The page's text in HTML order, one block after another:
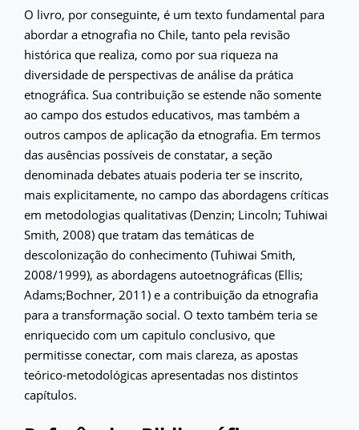
O livro, por conseguinte, é um texto fundamental para
abordar a etnografia no Chile, tanto pela revisão
histórica que realiza, como por sua riqueza na
diversidade de perspectivas de análise da prática
etnográfica. Sua contribuição se estende não somente
ao campo dos estudos educativos, mas também a
outros campos de aplicação da etnografia. Em termos
das ausências possíveis de constatar, a seção
denominada debates atuais poderia ter se inscrito,
mais explicitamente, no campo das abordagens críticas
em metodologias qualitativas (Denzin; Lincoln; Tuhiwai
Smith, 2008) que tratam das temáticas de
descolonização do conhecimento (Tuhiwai Smith,
2008/1999), as abordagens autoetnográficas (Ellis;
Adams;Bochner, 2011) e a contribuição da etnografia
para a transformação social. O texto também teria se
enriquecido com um capitulo conclusivo, que
permitisse conectar, com mais clareza, as apostas
teórico-metodológicas apresentadas nos distintos
capítulos.